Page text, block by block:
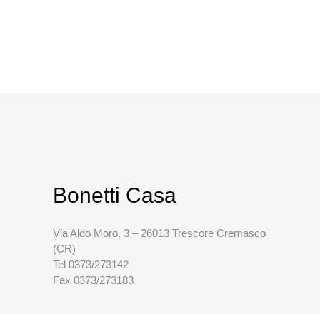
Bonetti Casa
Via Aldo Moro, 3 – 26013 Trescore Cremasco
(CR)
Tel 0373/273142
Fax 0373/273183